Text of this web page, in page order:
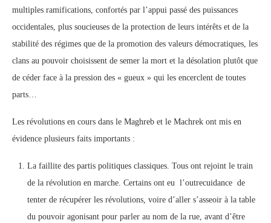
multiples ramifications, confortés par l’appui passé des puissances
occidentales, plus soucieuses de la protection de leurs intérêts et de la
stabilité des régimes que de la promotion des valeurs démocratiques, les
clans au pouvoir choisissent de semer la mort et la désolation plutôt que
de céder face à la pression des « gueux » qui les encerclent de toutes
parts…
Les révolutions en cours dans le Maghreb et le Machrek ont mis en
évidence plusieurs faits importants :
La faillite des partis politiques classiques. Tous ont rejoint le train
de la révolution en marche. Certains ont eu l’outrecuidance de
tenter de récupérer les révolutions, voire d’aller s’asseoir à la table
du pouvoir agonisant pour parler au nom de la rue, avant d’être